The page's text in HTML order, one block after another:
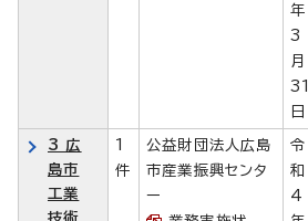
年
3
月
31
日
3 広
島市
工業
技術
1
件
公益財団法人広島
市産業振興センタ
ー
令
和
4